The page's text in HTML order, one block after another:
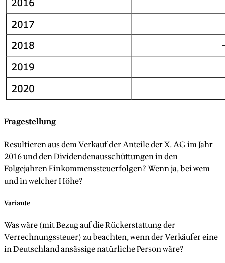
Fragestellung
Resultieren aus dem Verkauf der Anteile der X. AG im Jahr
2016 und den Dividendenausschüttungen in den
Folgejahren Einkommenssteuerfolgen? Wenn ja, bei wem
und in welcher Höhe?
Variante
Was wäre (mit Bezug auf die Rückerstattung der
Verrechnungssteuer) zu beachten, wenn der Verkäufer eine
in Deutschland ansässige natürliche Person wäre?